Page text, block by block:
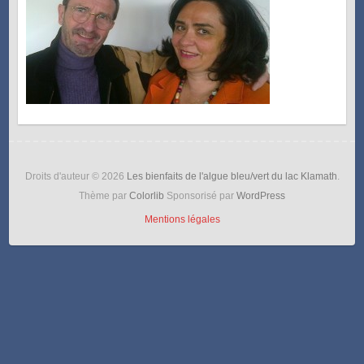
Droits d'auteur © 2026 Les bienfaits de l'algue bleu/vert du lac Klamath.
Thème par Colorlib Sponsorisé par WordPress
Mentions légales